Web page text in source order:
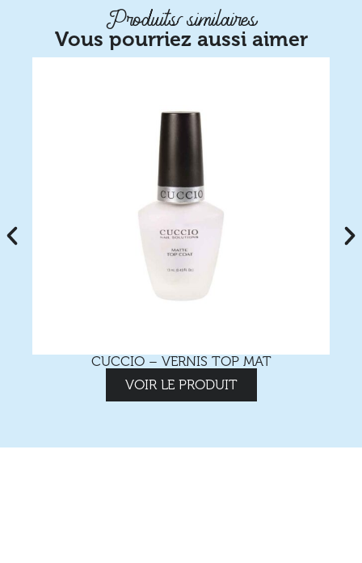
Produits similaires
Vous pourriez aussi aimer
CUCCIO – VERNIS TOP MAT
VOIR LE PRODUIT